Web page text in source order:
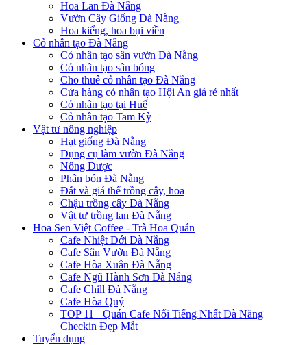
Hoa Lan Đà Nẵng
Vườn Cây Giống Đà Nẵng
Hoa kiểng, hoa bụi viền
Cỏ nhân tạo Đà Nẵng
Cỏ nhân tạo sân vườn Đà Nẵng
Cỏ nhân tạo sân bóng
Cho thuê cỏ nhân tạo Đà Nẵng
Cửa hàng cỏ nhân tạo Hội An giá rẻ nhất
Cỏ nhân tạo tại Huế
Cỏ nhân tạo Tam Kỳ
Vật tư nông nghiệp
Hạt giống Đà Nẵng
Dụng cụ làm vườn Đà Nẵng
Nông Dược
Phân bón Đà Nẵng
Đất và giá thể trồng cây, hoa
Chậu trồng cây Đà Nẵng
Vật tư trồng lan Đà Nẵng
Hoa Sen Việt Coffee - Trà Hoa Quán
Cafe Nhiệt Đới Đà Nẵng
Cafe Sân Vườn Đà Nẵng
Cafe Hòa Xuân Đà Nẵng
Cafe Ngũ Hành Sơn Đà Nẵng
Cafe Chill Đà Nẵng
Cafe Hòa Quý
TOP 11+ Quán Cafe Nổi Tiếng Nhất Đà Năng
Checkin Đẹp Mắt
Tuyển dụng